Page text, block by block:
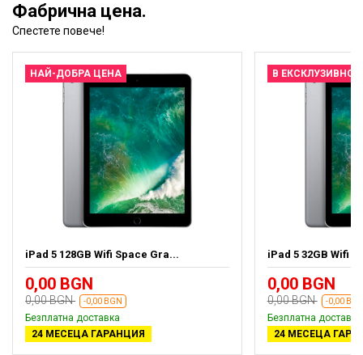
Фабрична цена.
Спестете повече!
НАЙ-ДОБРА ЦЕНА
iPad 5 128GB Wifi Space Gra...
0,00 BGN
0,00 BGN -0,00 BGN
Безплатна доставка
24 МЕСЕЦА ГАРАНЦИЯ
В ЕКСКЛУЗИВНО
iPad 5 32GB Wifi
0,00 BGN
0,00 BGN -0,00
Безплатна доставка
24 МЕСЕЦА